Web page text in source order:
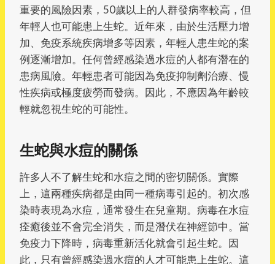
重要的風險因素，50歲以上的人群發病率較高，但
年輕人也可能患上生蛇。近年來，由於生活壓力增
加、免疫系統疾病增多等因素，年輕人患生蛇的案
例逐漸增加。任何曾經感染過水痘的人都有潛在的
患病風險。年輕患者可能因為免疫抑制劑治療、慢
性疾病或極度疲勞而發病。因此，不應因為年齡較
輕就忽視生蛇的可能性。
生蛇與水痘的關係
許多人不了解生蛇和水痘之間的密切關係。實際
上，這兩種疾病都是由同一種病毒引起的。初次感
染時表現為水痘，通常發生在兒童期。病毒在水痘
痊癒後並不會完全消失，而是潛伏在神經節中。當
免疫力下降時，病毒重新活化就會引起生蛇。因
此，只有曾經感染過水痘的人才可能患上生蛇。這